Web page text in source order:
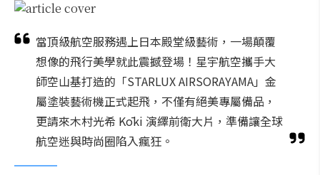
當頂級航空服務遇上日本殿堂級藝術，一場顛覆
想像的飛行美學就此震撼登場！星宇航空攜手大
師空山基打造的「STARLUX AIRSORAYAMA」金
屬塗裝藝術機正式起飛，不僅有絕美專屬備品，
更請來木村光希 Kōki 演繹前衛大片，準備讓全球
航空迷與時尚圈陷入瘋狂。